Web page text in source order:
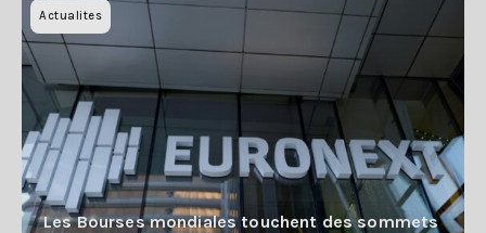
Actualites
Les Bourses mondiales touchent des sommets